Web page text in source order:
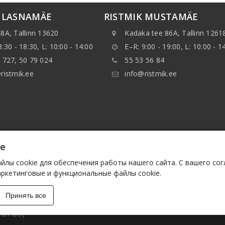
Tallinn 13620
- 18:30, L: 10:00 - 14:00
727, 50 79 024
RISTMIK MUSTAMÄE
Kadaka tee 86A, Tallinn
E–R: 9:00 - 19:00, L: 10:00 -
55 53 56 84
info@ristmik.ee
указанные на веб-сайте, в особенности,
данные или базы данных без предварительного
лицам. Такие действия будут расцениваться как
OÜ)
cookie для обеспечения работы нашего сайта. С вашего
и функциональные файлы cookie.
Принять все